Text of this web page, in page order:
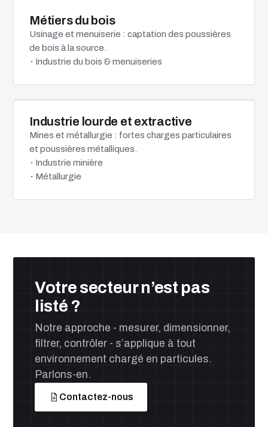
Métiers du bois
Usinage et menuiserie : captation des poussières
de bois à la source.
Industrie du bois & menuiseries
Industrie lourde et extractive
Mines et métallurgie : fortes charges particulaires
et poussières métalliques.
Industrie minière
Métallurgie
Votre secteur n’est pas
listé ?
Notre approche - mesurer, dimensionner,
filtrer, contrôler - s’applique à tout
environnement chargé en particules.
Parlons-en.
Contactez-nous